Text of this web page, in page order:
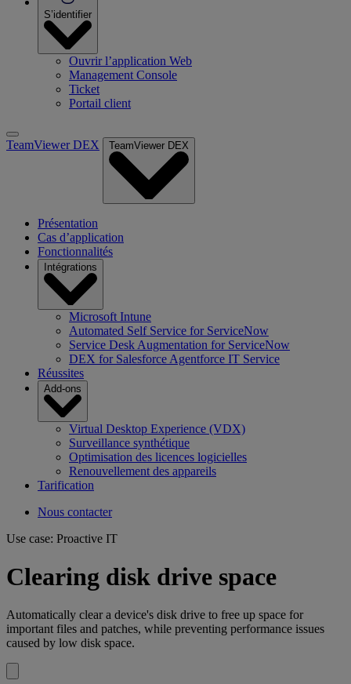
S’identifier
Ouvrir l’application Web
Management Console
Ticket
Portail client
TeamViewer DEX TeamViewer DEX
Présentation
Cas d’application
Fonctionnalités
Intégrations
Microsoft Intune
Automated Self Service for ServiceNow
Service Desk Augmentation for ServiceNow
DEX for Salesforce Agentforce IT Service
Réussites
Add-ons
Virtual Desktop Experience (VDX)
Surveillance synthétique
Optimisation des licences logicielles
Renouvellement des appareils
Tarification
Nous contacter
Use case: Proactive IT
Clearing disk drive space
Automatically clear a device's disk drive to free up space for
important files and patches, while preventing performance issues
caused by low disk space.